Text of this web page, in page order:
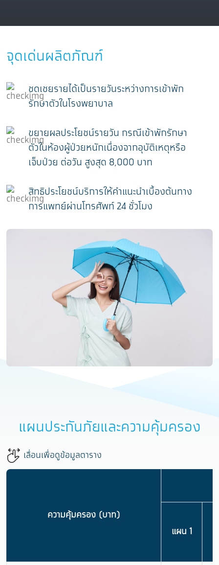
จุดเด่นผลิตภัณฑ์
ชดเชยรายได้เป็นรายวันระหว่างการเข้าพัก
รักษาตัวในโรงพยาบาล
ขยายผลประโยชน์รายวัน กรณีเข้าพักรักษา
ตัวในห้องผู้ป่วยหนักเนื่องจากอุบัติเหตุหรือ
เจ็บป่วย ต่อวัน สูงสุด 8,000 บาท
สิทธิประโยชน์บริการให้คำแนะนำเบื้องต้นทาง
การแพทย์ผ่านโทรศัพท์ 24 ชั่วโมง
แผนประกันภัยและความคุ้มครอง
เลื่อนเพื่อดูข้อมูลตาราง
ความคุ้มครอง (บาท)
แผน 1